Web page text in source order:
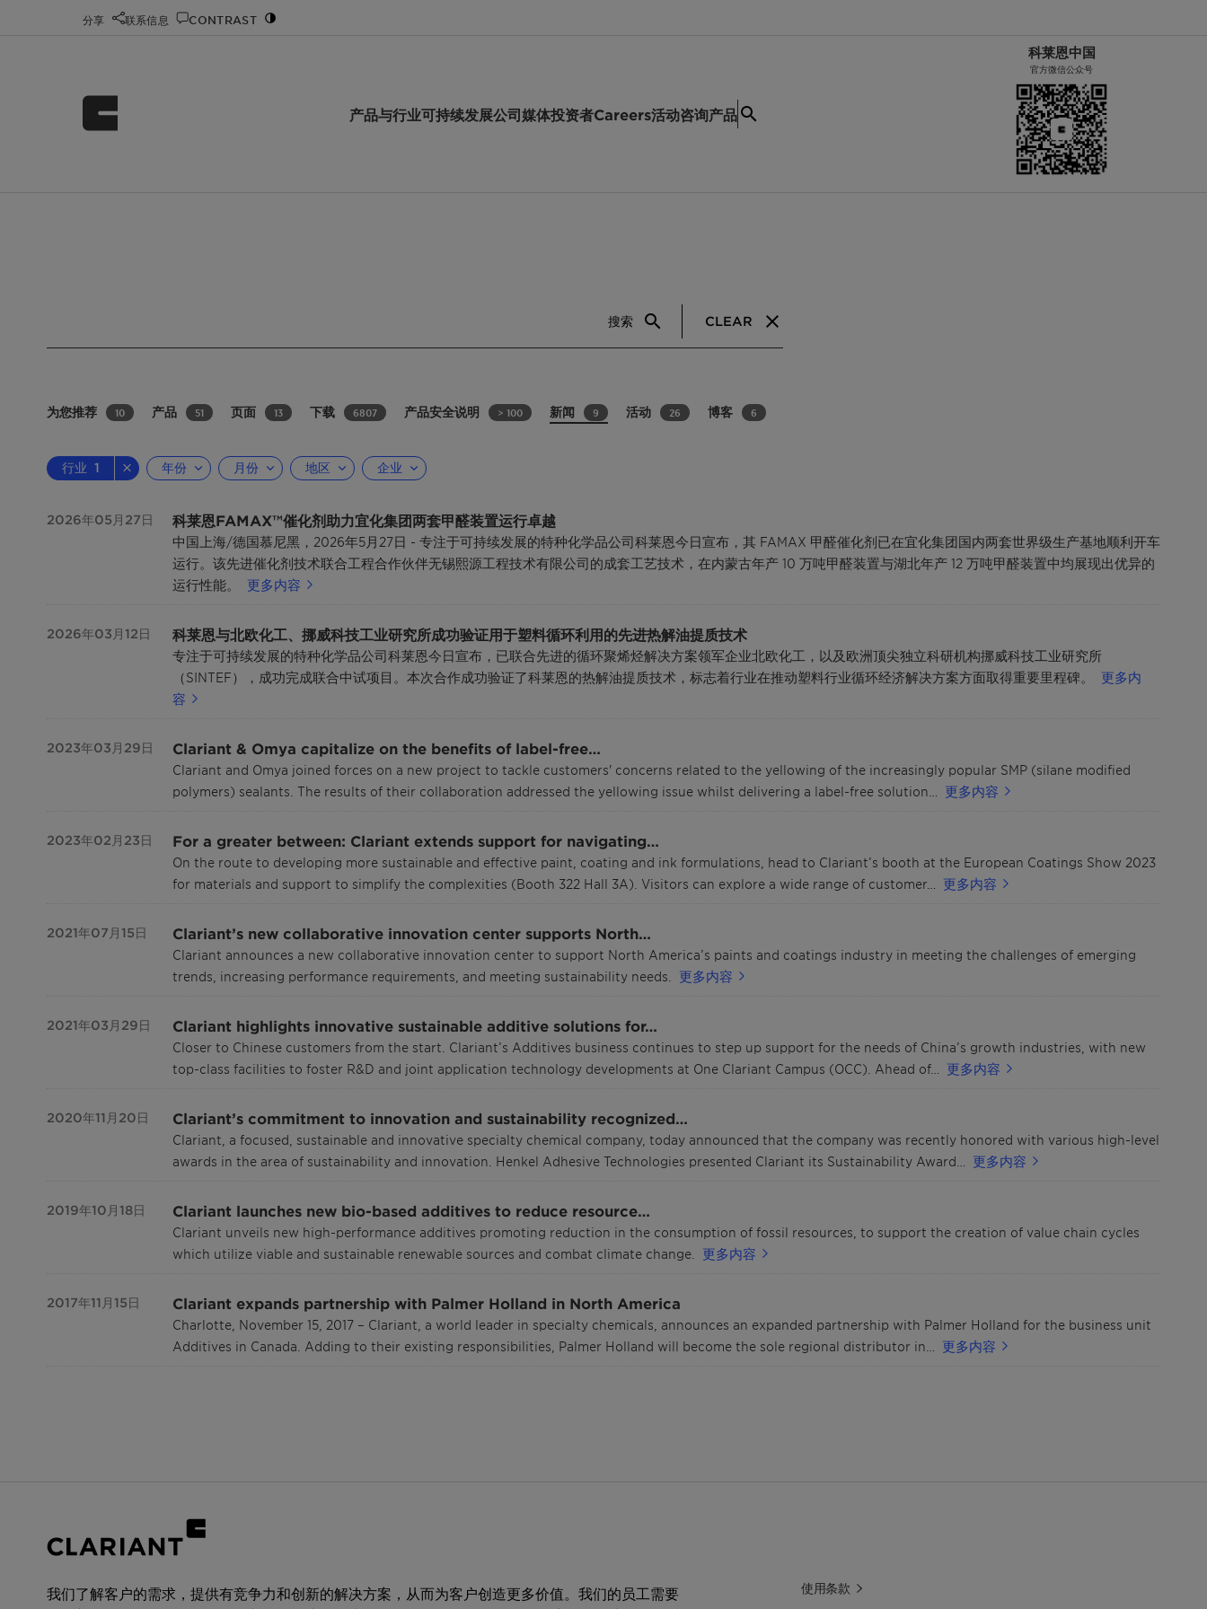
分享 联系信息 CONTRAST
产品与行业可持续发展公司媒体投资者Careers活动咨询产品
科莱恩中国
官方微信公众号
搜索 CLEAR
为您推荐 10 产品 51 页面 13 下载 6807 产品安全说明 > 100 新闻 9 活动 26 博客 6
行业 1 年份 月份 地区 企业
2026年05月27日 科莱恩FAMAX™催化剂助力宜化集团两套甲醛装置运行卓越
中国上海/德国慕尼黑，2026年5月27日 - 专注于可持续发展的特种化学品公司科莱恩今日宣布，其 FAMAX 甲醛催化剂已在宜化集团国内两套世界级生产基地顺利开车
运行。该先进催化剂技术联合工程合作伙伴无锡熙源工程技术有限公司的成套工艺技术，在内蒙古年产 10 万吨甲醛装置与湖北年产 12 万吨甲醛装置中均展现出优异的
运行性能。
更多内容
2026年03月12日 科莱恩与北欧化工、挪威科技工业研究所成功验证用于塑料循环利用的先进热解油提质技术
专注于可持续发展的特种化学品公司科莱恩今日宣布，已联合先进的循环聚烯烃解决方案领军企业北欧化工，以及欧洲顶尖独立科研机构挪威科技工业研究所
（SINTEF），成功完成联合中试项目。本次合作成功验证了科莱恩的热解油提质技术，标志着行业在推动塑料行业循环经济解决方案方面取得重要里程碑。
更多内
容
2023年03月29日 Clariant & Omya capitalize on the benefits of label-free…
Clariant and Omya joined forces on a new project to tackle customers' concerns related to the yellowing of the increasingly popular SMP (silane modified
polymers) sealants. The results of their collaboration addressed the yellowing issue whilst delivering a label-free solution…
更多内容
2023年02月23日 For a greater between: Clariant extends support for navigating…
On the route to developing more sustainable and effective paint, coating and ink formulations, head to Clariant’s booth at the European Coatings Show 2023
for materials and support to simplify the complexities (Booth 322 Hall 3A). Visitors can explore a wide range of customer…
更多内容
2021年07月15日 Clariant’s new collaborative innovation center supports North…
Clariant announces a new collaborative innovation center to support North America’s paints and coatings industry in meeting the challenges of emerging
trends, increasing performance requirements, and meeting sustainability needs.
更多内容
2021年03月29日 Clariant highlights innovative sustainable additive solutions for…
Closer to Chinese customers from the start. Clariant’s Additives business continues to step up support for the needs of China’s growth industries, with new
top-class facilities to foster R&D and joint application technology developments at One Clariant Campus (OCC). Ahead of…
更多内容
2020年11月20日 Clariant’s commitment to innovation and sustainability recognized…
Clariant, a focused, sustainable and innovative specialty chemical company, today announced that the company was recently honored with various high-level
awards in the area of sustainability and innovation. Henkel Adhesive Technologies presented Clariant its Sustainability Award…
更多内容
2019年10月18日 Clariant launches new bio-based additives to reduce resource…
Clariant unveils new high-performance additives promoting reduction in the consumption of fossil resources, to support the creation of value chain cycles
which utilize viable and sustainable renewable sources and combat climate change.
更多内容
2017年11月15日 Clariant expands partnership with Palmer Holland in North America
Charlotte, November 15, 2017 – Clariant, a world leader in specialty chemicals, announces an expanded partnership with Palmer Holland for the business unit
Additives in Canada. Adding to their existing responsibilities, Palmer Holland will become the sole regional distributor in…
更多内容
我们了解客户的需求，提供有竞争力和创新的解决方案，从而为客户创造更多价值。我们的员工需要
使用条款